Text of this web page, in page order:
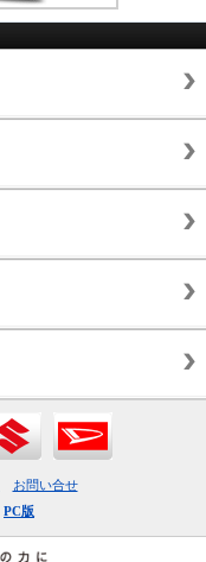
お問い合せ
PC版